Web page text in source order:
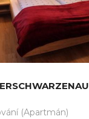
(Apartmán)